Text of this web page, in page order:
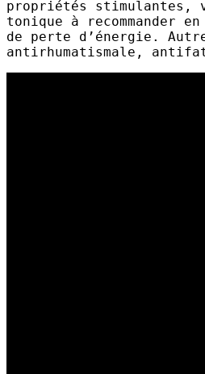
propriétés stimulantes,
tonique à recommander
de perte d’énergie.
antirhumatismale,